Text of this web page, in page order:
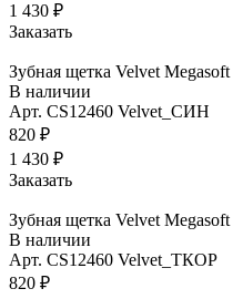
1 430 ₽
Заказать
Зубная щетка Velvet
В наличии
Арт. CS12460 Velvet_СИН
820 ₽
1 430 ₽
Заказать
Зубная щетка Velvet
В наличии
Арт. CS12460 Velvet_ТКОР
820 ₽